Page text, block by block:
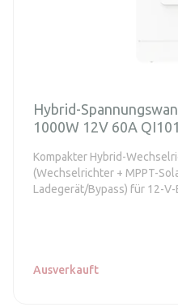
Hybrid-
1000W 12V 60A
Kompakter Hybrid-
(Wechselrichter + MPPT-
Ladegerät/Bypass) für 12-
(Spitze 2× für 5 s) und
ideal für Ferienhäuser,
Ausverkauft